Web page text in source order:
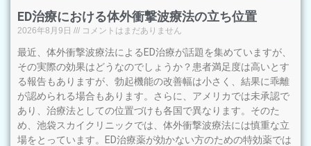
ED治療における体外衝撃波療法の立ち位置
2026年8月9日 コメントはまだありません
最近、体外衝撃波療法によるED治療が話題を集めていますが、
その実際の効果はどうなのでしょうか？患者満足度は高いとす
る報告もありますが、勃起機能の改善幅は小さく、結果に乖離
が認められる場合もあります。さらに、アメリカでは未承認で
あり、治療法としての位置づけも各国で異なります。そのた
め、池袋スカイクリニックでは、体外衝撃波療法には慎重な立
場をとっています。ED治療薬が効かない方のための特効薬では